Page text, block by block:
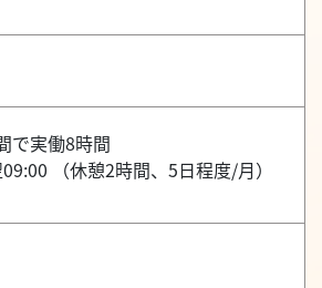
で実働8時間
（休憩2時間、5日程度/月）